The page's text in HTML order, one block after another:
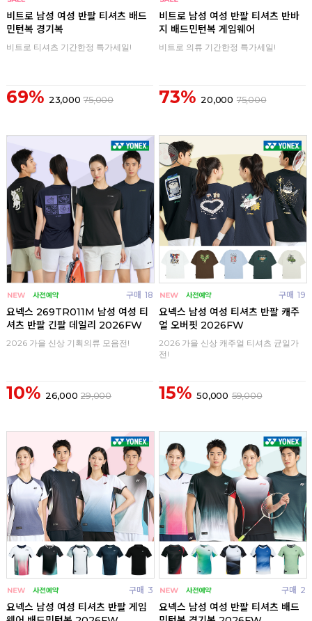
비트로 남성 여성 반팔 티셔츠 배드
민턴복 경기복
비트로 티셔츠 기간한정 특가세일!
69% 23,000 75,000
비트로 남성 여성 반팔 티셔츠 반바
지 배드민턴복 게임웨어
비트로 의류 기간한정 특가세일!
73% 20,000 75,000
구매 18
요넥스 269TR011M 남성 여성 티
셔츠 반팔 긴팔 데일리 2026FW
2026 가을 신상 기획의류 모음전!
10% 26,000 29,000
구매 19
요넥스 남성 여성 티셔츠 반팔 캐주
얼 오버핏 2026FW
2026 가을 신상 캐주얼 티셔츠 균일가
전!
15% 50,000 59,000
구매 3
요넥스 남성 여성 티셔츠 반팔 게임
구매 2
요넥스 남성 여성 반팔 티셔츠 배드